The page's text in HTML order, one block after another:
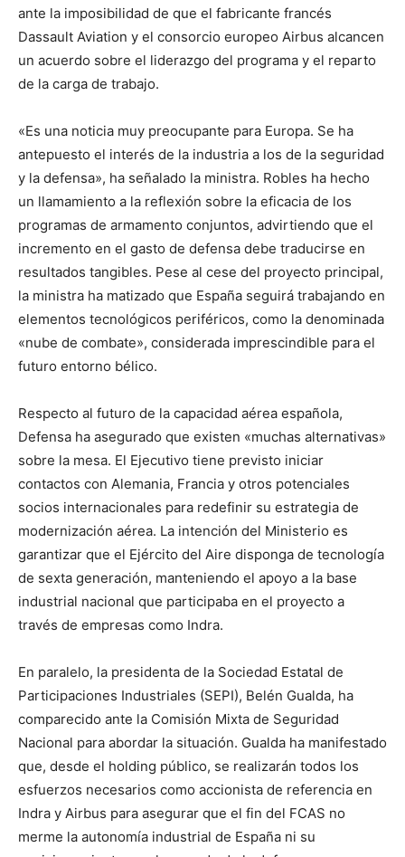
ante la imposibilidad de que el fabricante francés
Dassault Aviation y el consorcio europeo Airbus alcancen
un acuerdo sobre el liderazgo del programa y el reparto
de la carga de trabajo.
«Es una noticia muy preocupante para Europa. Se ha
antepuesto el interés de la industria a los de la seguridad
y la defensa», ha señalado la ministra. Robles ha hecho
un llamamiento a la reflexión sobre la eficacia de los
programas de armamento conjuntos, advirtiendo que el
incremento en el gasto de defensa debe traducirse en
resultados tangibles. Pese al cese del proyecto principal,
la ministra ha matizado que España seguirá trabajando en
elementos tecnológicos periféricos, como la denominada
«nube de combate», considerada imprescindible para el
futuro entorno bélico.
Respecto al futuro de la capacidad aérea española,
Defensa ha asegurado que existen «muchas alternativas»
sobre la mesa. El Ejecutivo tiene previsto iniciar
contactos con Alemania, Francia y otros potenciales
socios internacionales para redefinir su estrategia de
modernización aérea. La intención del Ministerio es
garantizar que el Ejército del Aire disponga de tecnología
de sexta generación, manteniendo el apoyo a la base
industrial nacional que participaba en el proyecto a
través de empresas como Indra.
En paralelo, la presidenta de la Sociedad Estatal de
Participaciones Industriales (SEPI), Belén Gualda, ha
comparecido ante la Comisión Mixta de Seguridad
Nacional para abordar la situación. Gualda ha manifestado
que, desde el holding público, se realizarán todos los
esfuerzos necesarios como accionista de referencia en
Indra y Airbus para asegurar que el fin del FCAS no
merme la autonomía industrial de España ni su